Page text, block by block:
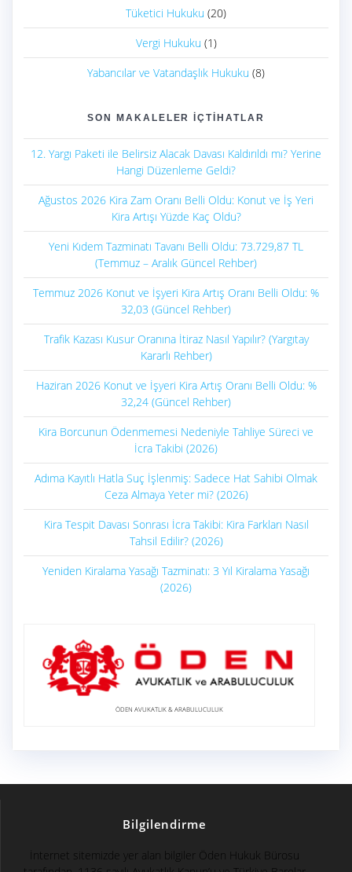
Tüketici Hukuku (20)
Vergi Hukuku (1)
Yabancılar ve Vatandaşlık Hukuku (8)
SON MAKALELER İÇTIHATLAR
12. Yargı Paketi ile Belirsiz Alacak Davası Kaldırıldı mı? Yerine
Hangi Düzenleme Geldi?
Ağustos 2026 Kira Zam Oranı Belli Oldu: Konut ve İş Yeri
Kira Artışı Yüzde Kaç Oldu?
Yeni Kıdem Tazminatı Tavanı Belli Oldu: 73.729,87 TL
(Temmuz – Aralık Güncel Rehber)
Temmuz 2026 Konut ve İşyeri Kira Artış Oranı Belli Oldu: %
32,03 (Güncel Rehber)
Trafik Kazası Kusur Oranına İtiraz Nasıl Yapılır? (Yargıtay
Kararlı Rehber)
Haziran 2026 Konut ve İşyeri Kira Artış Oranı Belli Oldu: %
32,24 (Güncel Rehber)
Kira Borcunun Ödenmemesi Nedeniyle Tahliye Süreci ve
İcra Takibi (2026)
Adıma Kayıtlı Hatla Suç İşlenmiş: Sadece Hat Sahibi Olmak
Ceza Almaya Yeter mi? (2026)
Kira Tespit Davası Sonrası İcra Takibi: Kira Farkları Nasıl
Tahsil Edilir? (2026)
Yeniden Kiralama Yasağı Tazminatı: 3 Yıl Kiralama Yasağı
(2026)
ÖDEN AVUKATLIK & ARABULUCULUK
Bilgilendirme
İnternet sitemizde yer alan bilgiler Öden Hukuk Bürosu